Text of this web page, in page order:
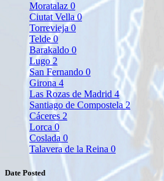
Moratalaz 0
Ciutat Vella0
Torrevieja0
Telde0
Barakaldo 0
Lugo 2
San Fernando 0
Girona 4
Las Rozas de Madrid 4
Santiago de Compostela2
Cáceres 2
Lorca 0
Coslada 0
Talavera de la Reina 0
Date Posted